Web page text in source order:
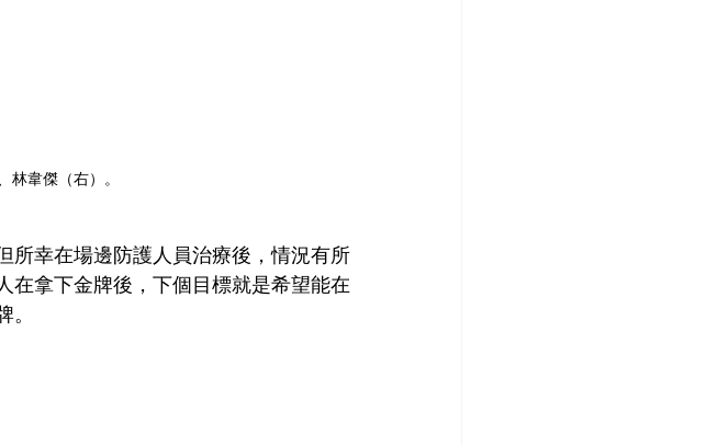
林韋傑（右）。
所幸在場邊防護人員治療後，情況有所
在拿下金牌後，下個目標就是希望能在